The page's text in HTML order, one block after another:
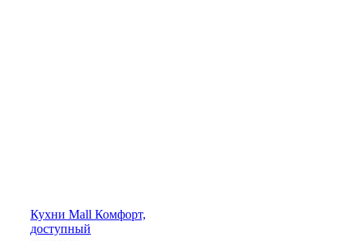
Кухни Mall Комфорт,
доступный